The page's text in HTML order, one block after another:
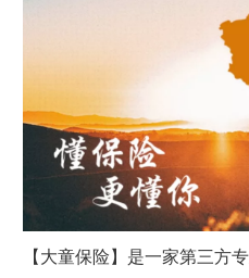
【大童保险】是一家第三方